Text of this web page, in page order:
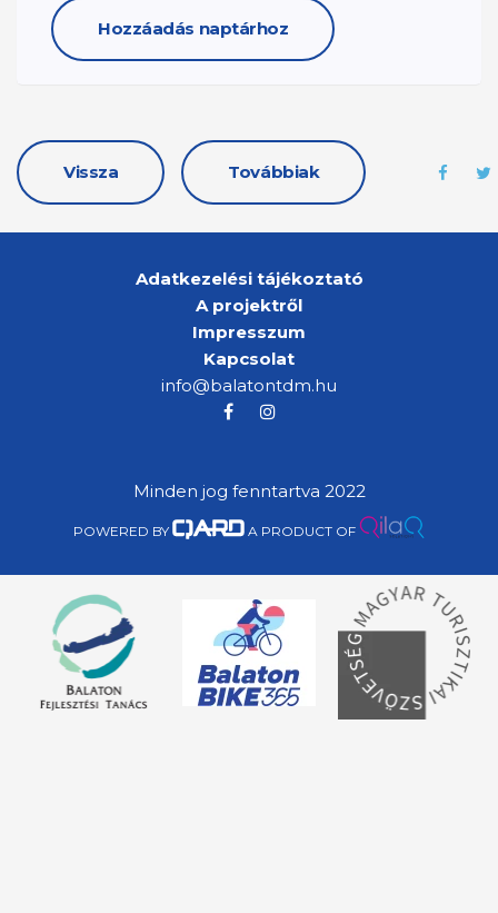
Hozzáadás naptárhoz
Vissza Továbbiak
Adatkezelési tájékoztató
A projektről
Impresszum
Kapcsolat
info@balatontdm.hu
Minden jog fenntartva 2022
POWERED BY A PRODUCT OF